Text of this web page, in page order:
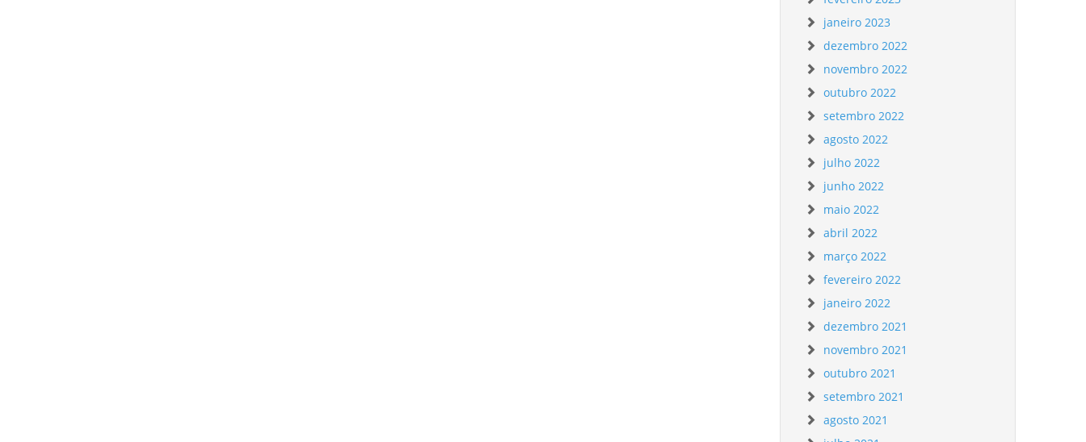
janeiro 2023
dezembro 2022
novembro 2022
outubro 2022
setembro 2022
agosto 2022
julho 2022
junho 2022
maio 2022
abril 2022
março 2022
fevereiro 2022
janeiro 2022
dezembro 2021
novembro 2021
outubro 2021
setembro 2021
agosto 2021